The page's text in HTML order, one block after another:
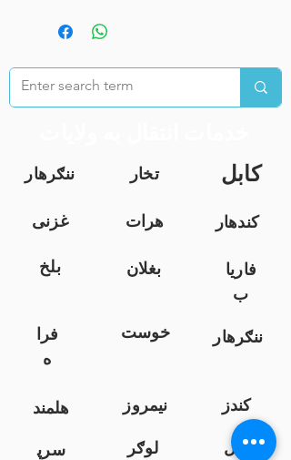
ننګرهار تخار کابل
غزنی هرات
کندهار
بلخ
بغلان
فاریا
ب
فرا
ه
خوست ننګرهار
هلمند نیمروز
کندز
سرپ
لوګر زابل